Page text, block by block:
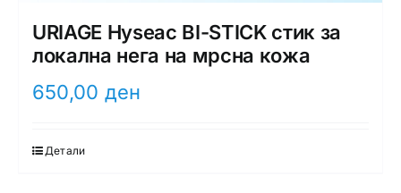
URIAGE Hyseac BI-STICK стик за
локална нега на мрсна кожа
650,00 ден
Детали